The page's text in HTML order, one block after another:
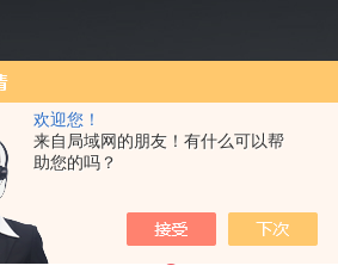
欢迎您！
来自局域网的朋友！有什么可以帮
助您的吗？